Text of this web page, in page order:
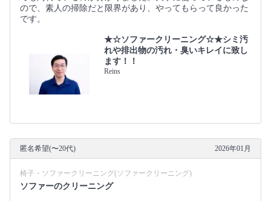
ので、素人の掃除だと限界があり、やってもらって良かった
です。
★☆ソファークリーニング☆★シミ汚
れや排出物の汚れ・臭いキレイに致し
ます！！
Reins
匿名希望(〜20代) 2026年01月
椅子・ソファークリーニング(ソファークリーニング)
ソファーのクリーニング